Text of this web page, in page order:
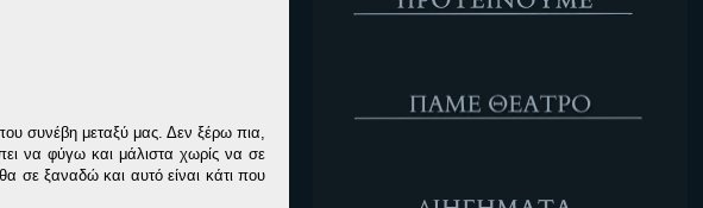
συνέβη μεταξύ μας. Δεν ξέρω πια,
να φύγω και μάλιστα χωρίς να σε
σε ξαναδώ και αυτό είναι κάτι που